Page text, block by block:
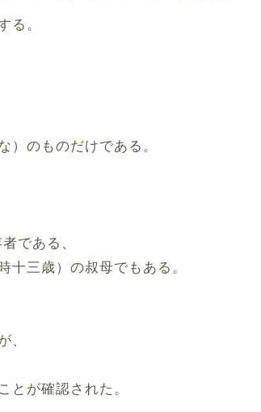
る。
）のものだけである。
である、
十三歳）の叔母でもある。
、
とが確認された。